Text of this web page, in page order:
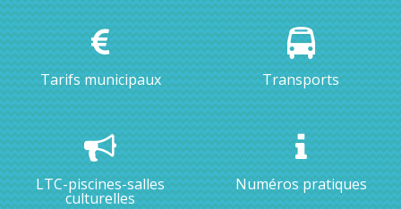
Tarifs municipaux Transports
LTC-piscines-salles
culturelles
Numéros pratiques